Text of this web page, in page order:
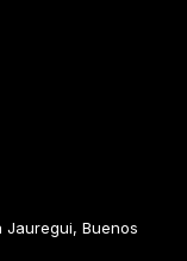
Jauregui, Buenos